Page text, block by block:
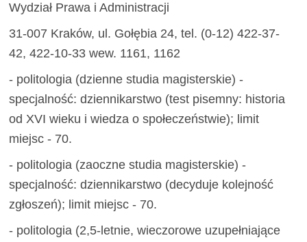
Wydział Prawa i Administracji
31-007 Kraków, ul. Gołębia 24, tel. (0-12) 422-37-
42, 422-10-33 wew. 1161, 1162
- politologia (dzienne studia magisterskie) -
specjalność: dziennikarstwo (test pisemny: historia
od XVI wieku i wiedza o społeczeństwie); limit
miejsc - 70.
- politologia (zaoczne studia magisterskie) -
specjalność: dziennikarstwo (decyduje kolejność
zgłoszeń); limit miejsc - 70.
- politologia (2,5-letnie, wieczorowe uzupełniające